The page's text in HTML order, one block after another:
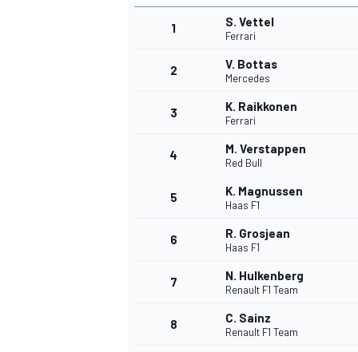
1 S. Vettel
Ferrari
2 V. Bottas
Mercedes
3 K. Raikkonen
Ferrari
4 M. Verstappen
Red Bull
5 K. Magnussen
Haas F1
6 R. Grosjean
Haas F1
7 N. Hulkenberg
Renault F1 Team
8 C. Sainz
Renault F1 Team